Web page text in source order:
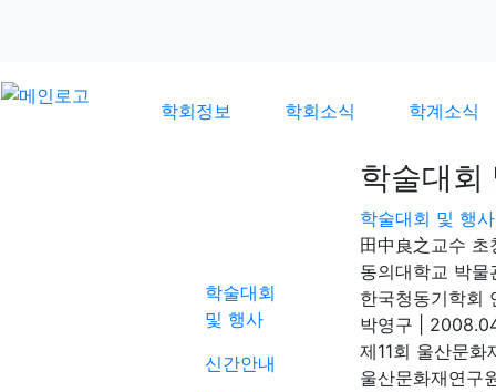
학회정보 학회소식 학계소식
학술대회
및 행사
신간안내
학술대회
학술대회 및 행사
田中良之교수
동의대학교 박
한국청동기학회
박영구
제11회 울산문
울산문화재연구